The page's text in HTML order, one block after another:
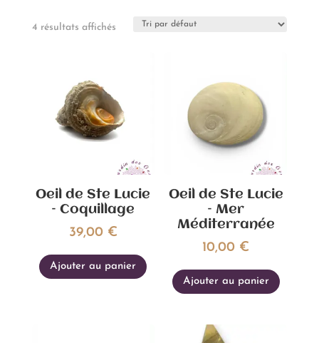
4 résultats affichés
Oeil de Ste Lucie
– Coquillage
39,00 €
Ajouter au panier
Oeil de Ste Lucie
– Mer
Méditerranée
10,00 €
Ajouter au panier